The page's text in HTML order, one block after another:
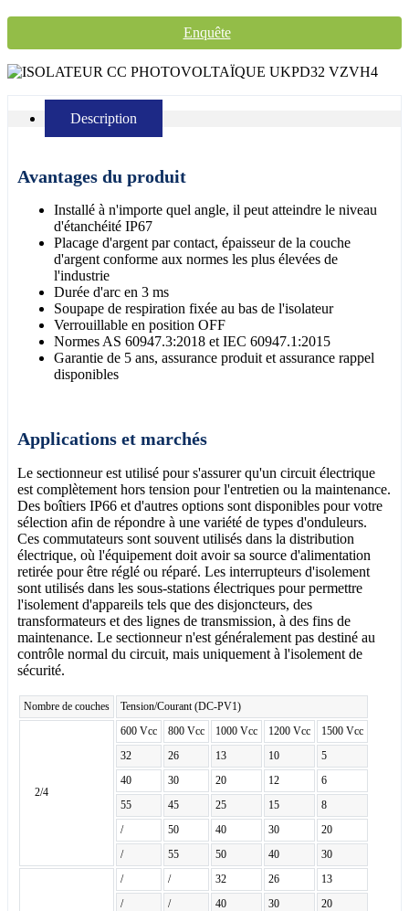
Enquête
Description
Avantages du produit
Installé à n'importe quel angle, il peut atteindre le niveau
d'étanchéité IP67
Placage d'argent par contact, épaisseur de la couche
d'argent conforme aux normes les plus élevées de
l'industrie
Durée d'arc en 3 ms
Soupape de respiration fixée au bas de l'isolateur
Verrouillable en position OFF
Normes AS 60947.3:2018 et IEC 60947.1:2015
Garantie de 5 ans, assurance produit et assurance rappel
disponibles
Applications et marchés
Le sectionneur est utilisé pour s'assurer qu'un circuit électrique
est complètement hors tension pour l'entretien ou la maintenance.
Des boîtiers IP66 et d'autres options sont disponibles pour votre
sélection afin de répondre à une variété de types d'onduleurs.
Ces commutateurs sont souvent utilisés dans la distribution
électrique, où l'équipement doit avoir sa source d'alimentation
retirée pour être réglé ou réparé. Les interrupteurs d'isolement
sont utilisés dans les sous-stations électriques pour permettre
l'isolement d'appareils tels que des disjoncteurs, des
transformateurs et des lignes de transmission, à des fins de
maintenance. Le sectionneur n'est généralement pas destiné au
contrôle normal du circuit, mais uniquement à l'isolement de
sécurité.
Nombre de couches Tension/Courant (DC-PV1)
2/4
600 Vcc 800 Vcc 1000 Vcc 1200 Vcc
1500 Vcc
32
26 13 10
5
40
30 20 12
6
55
45 25 15
8
/
50 40 30
20
/
55 50 40 30
/ / 32 26
13
/
/ 40 30
20